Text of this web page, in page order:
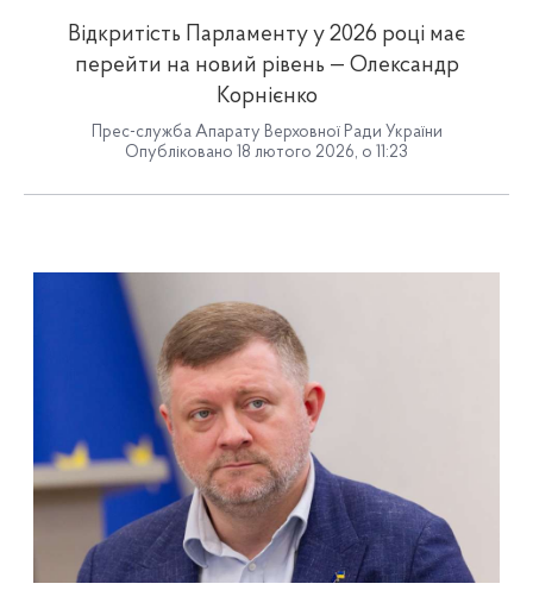
Відкритість Парламенту у 2026 році має
перейти на новий рівень — Олександр
Корнієнко
Прес-служба Апарату Верховної Ради України
Опубліковано 18 лютого 2026, о 11:23